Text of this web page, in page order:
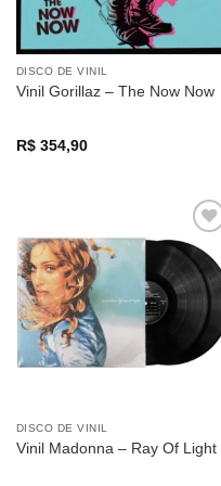
DISCO DE VINIL
Vinil Gorillaz – The Now Now
R$354,90
Adicionar
a lista de
desejos
DISCO DE VINIL
Vinil Madonna – Ray Of Light